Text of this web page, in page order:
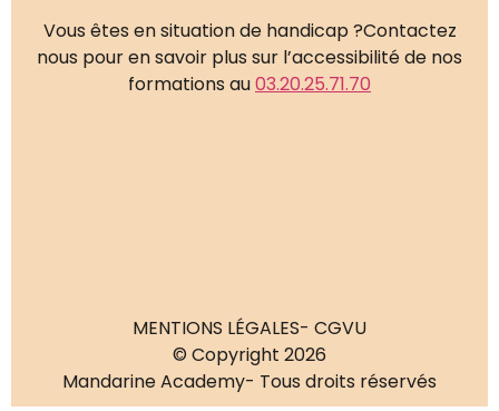
Vous êtes en situation de handicap ?Contactez
nous pour en savoir plus sur l’accessibilité de nos
formations au03.20.25.71.70
MENTIONS LÉGALES- CGVU
© Copyright 2026
Mandarine Academy- Tous droits réservés